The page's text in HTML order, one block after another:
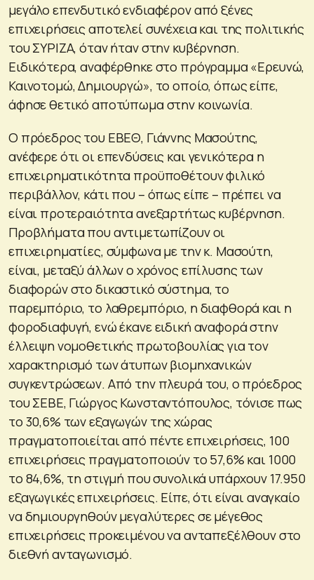
μεγάλο επενδυτικό ενδιαφέρον από ξένες
επιχειρήσεις αποτελεί συνέχεια και της πολιτικής
του ΣΥΡΙΖΑ, όταν ήταν στην κυβέρνηση.
Ειδικότερα, αναφέρθηκε στο πρόγραμμα «Ερευνώ,
Καινοτομώ, Δημιουργώ», το οποίο, όπως είπε,
άφησε θετικό αποτύπωμα στην κοινωνία.
Ο πρόεδρος του ΕΒΕΘ, Γιάννης Μασούτης,
ανέφερε ότι οι επενδύσεις και γενικότερα η
επιχειρηματικότητα προϋποθέτουν φιλικό
περιβάλλον, κάτι που – όπως είπε – πρέπει να
είναι προτεραιότητα ανεξαρτήτως κυβέρνηση.
Προβλήματα που αντιμετωπίζουν οι
επιχειρηματίες, σύμφωνα με την κ. Μασούτη,
είναι, μεταξύ άλλων ο χρόνος επίλυσης των
διαφορών στο δικαστικό σύστημα, το
παρεμπόριο, το λαθρεμπόριο, η διαφθορά και η
φοροδιαφυγή, ενώ έκανε ειδική αναφορά στην
έλλειψη νομοθετικής πρωτοβουλίας για τον
χαρακτηρισμό των άτυπων βιομηχανικών
συγκεντρώσεων. Από την πλευρά του, ο πρόεδρος
του ΣΕΒΕ, Γιώργος Κωνσταντόπουλος, τόνισε πως
το 30,6% των εξαγωγών της χώρας
πραγματοποιείται από πέντε επιχειρήσεις, 100
επιχειρήσεις πραγματοποιούν το 57,6% και 1000
το 84,6%, τη στιγμή που συνολικά υπάρχουν 17.950
εξαγωγικές επιχειρήσεις. Είπε, ότι είναι αναγκαίο
να δημιουργηθούν μεγαλύτερες σε μέγεθος
επιχειρήσεις προκειμένου να ανταπεξέλθουν στο
διεθνή ανταγωνισμό.